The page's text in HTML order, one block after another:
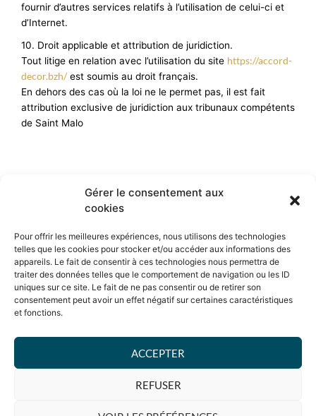
Gérer le consentement aux
cookies
Pour offrir les meilleures expériences, nous utilisons des technologies
telles que les cookies pour stocker et/ou accéder aux informations des
appareils. Le fait de consentir à ces technologies nous permettra de
traiter des données telles que le comportement de navigation ou les ID
uniques sur ce site. Le fait de ne pas consentir ou de retirer son
consentement peut avoir un effet négatif sur certaines caractéristiques
et fonctions.
ACCEPTER
REFUSER
fournir d’autres services relatifs à l’utilisation de celui-ci et
d’Internet.
10. Droit applicable et attribution de juridiction.
Tout litige en relation avec l’utilisation du site https://accord-
decor.bzh/ est soumis au droit français.
En dehors des cas où la loi ne le permet pas, il est fait
attribution exclusive de juridiction aux tribunaux compétents
de Saint Malo
06 45 90 65 61
contact@accord-decor.bzh